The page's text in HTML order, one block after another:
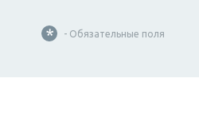
* - Обязательные поля